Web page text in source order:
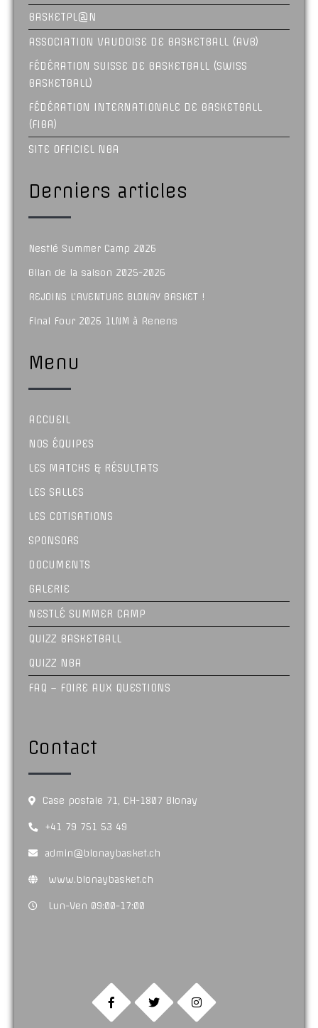
BASKETPL@N
ASSOCIATION VAUDOISE DE BASKETBALL (AVB)
FÉDÉRATION SUISSE DE BASKETBALL (SWISS
BASKETBALL)
FÉDÉRATION INTERNATIONALE DE BASKETBALL
(FIBA)
SITE OFFICIEL NBA
Derniers articles
Nestlé Summer Camp 2026
Bilan de la saison 2025-2026
REJOINS L’AVENTURE BLONAY BASKET !
Final Four 2026 1LNM à Renens
Menu
ACCUEIL
NOS ÉQUIPES
LES MATCHS & RÉSULTATS
LES SALLES
LES COTISATIONS
SPONSORS
DOCUMENTS
GALERIE
NESTLÉ SUMMER CAMP
QUIZZ BASKETBALL
QUIZZ NBA
FAQ – FOIRE AUX QUESTIONS
Contact
Case postale 71, CH-1807 Blonay
+41 79 751 53 49
admin@blonaybasket.ch
www.blonaybasket.ch
Lun-Ven 09:00-17:00